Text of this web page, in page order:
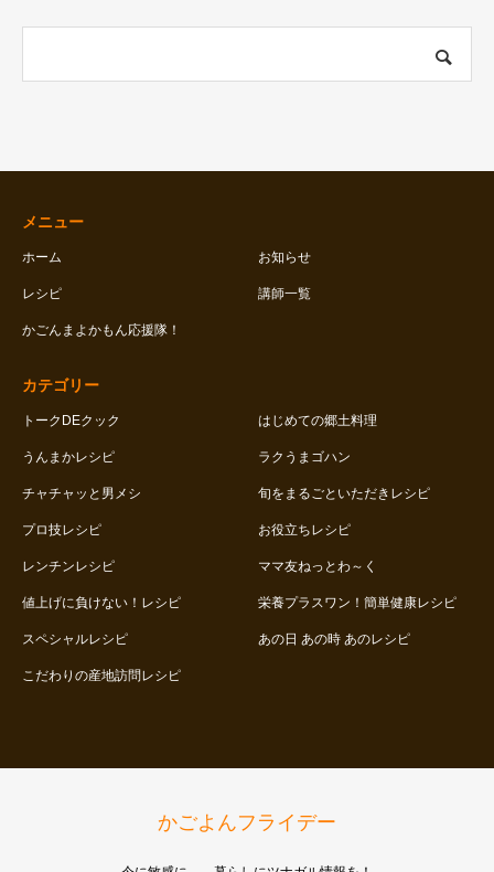
メニュー
ホーム お知らせ
レシピ 講師一覧
かごんまよかもん応援隊！
カテゴリー
トークDEクック はじめての郷土料理
うんまかレシピ ラクうまゴハン
チャチャッと男メシ 旬をまるごといただきレシピ
プロ技レシピ お役立ちレシピ
レンチンレシピ ママ友ねっとわ～く
値上げに負けない！レシピ 栄養プラスワン！簡単健康レシピ
スペシャルレシピ あの日 あの時 あのレシピ
こだわりの産地訪問レシピ
かごよんフライデー